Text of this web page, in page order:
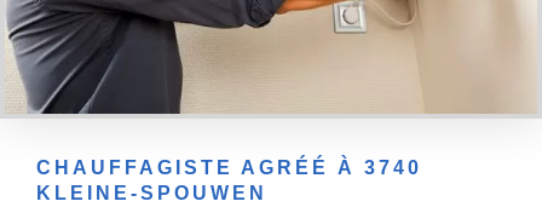
CHAUFFAGISTE AGRÉÉ À 3740
KLEINE-SPOUWEN